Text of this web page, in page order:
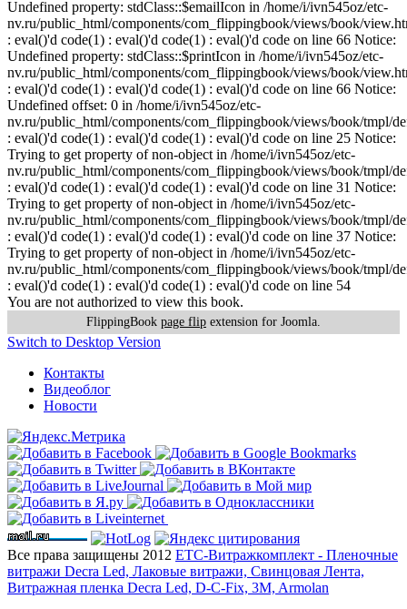
Undefined property: stdClass::$emailIcon in /home/i/ivn545oz/etc-
nv.ru/public_html/components/com_flippingbook/views/book/
: eval()'d code(1) : eval()'d code(1) : eval()'d code on line 66 Notice:
Undefined property: stdClass::$printIcon in /home/i/ivn545oz/etc-
nv.ru/public_html/components/com_flippingbook/views/book/
: eval()'d code(1) : eval()'d code(1) : eval()'d code on line 66 Notice:
Undefined offset: 0 in /home/i/ivn545oz/etc-
nv.ru/public_html/components/com_flippingbook/views/book/tmpl/
: eval()'d code(1) : eval()'d code(1) : eval()'d code on line 25 Notice:
Trying to get property of non-object in /home/i/ivn545oz/etc-
nv.ru/public_html/components/com_flippingbook/views/book/tmpl/
: eval()'d code(1) : eval()'d code(1) : eval()'d code on line 31 Notice:
Trying to get property of non-object in /home/i/ivn545oz/etc-
nv.ru/public_html/components/com_flippingbook/views/book/tmpl/
: eval()'d code(1) : eval()'d code(1) : eval()'d code on line 37 Notice:
Trying to get property of non-object in /home/i/ivn545oz/etc-
nv.ru/public_html/components/com_flippingbook/views/book/tmpl/
: eval()'d code(1) : eval()'d code(1) : eval()'d code on line 54
You are not authorized to view this book.
FlippingBook page flip extension for Joomla.
Switch to Desktop Version
Контакты
Видеоблог
Новости
Все права защищены 2012 ЕТС-Витражкомплект - Пленочные
витражи Decra Led, Лаковые витражи, Свинцовая Лента,
Витражная пленка Decra Led, D-C-Fix, 3M, Armolan